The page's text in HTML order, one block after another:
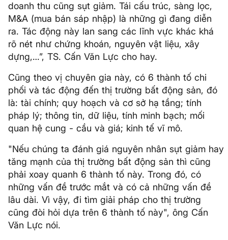
doanh thu cũng sụt giảm. Tái cấu trúc, sàng lọc,
M&A (mua bán sáp nhập) là những gì đang diễn
ra. Tác động này lan sang các lĩnh vực khác khá
rõ nét như chứng khoán, nguyên vật liệu, xây
dựng,…”, TS. Cấn Văn Lực cho hay.
Cũng theo vị chuyên gia này, có 6 thành tố chi
phối và tác động đến thị trường bất động sản, đó
là: tài chính; quy hoạch và cơ sở hạ tầng; tính
pháp lý; thông tin, dữ liệu, tính minh bạch; mối
quan hệ cung - cầu và giá; kinh tế vĩ mô.
"Nếu chúng ta đánh giá nguyên nhân sụt giảm hay
tăng mạnh của thị trường bất động sản thì cũng
phải xoay quanh 6 thành tố này. Trong đó, có
những vấn đề trước mắt và có cả những vấn đề
lâu dài. Vì vậy, đi tìm giải pháp cho thị trường
cũng đòi hỏi dựa trên 6 thành tố này", ông Cấn
Văn Lực nói.